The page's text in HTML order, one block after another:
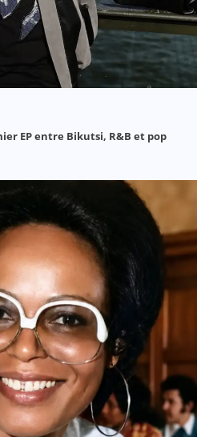
EP entre Bikutsi, R&B et pop